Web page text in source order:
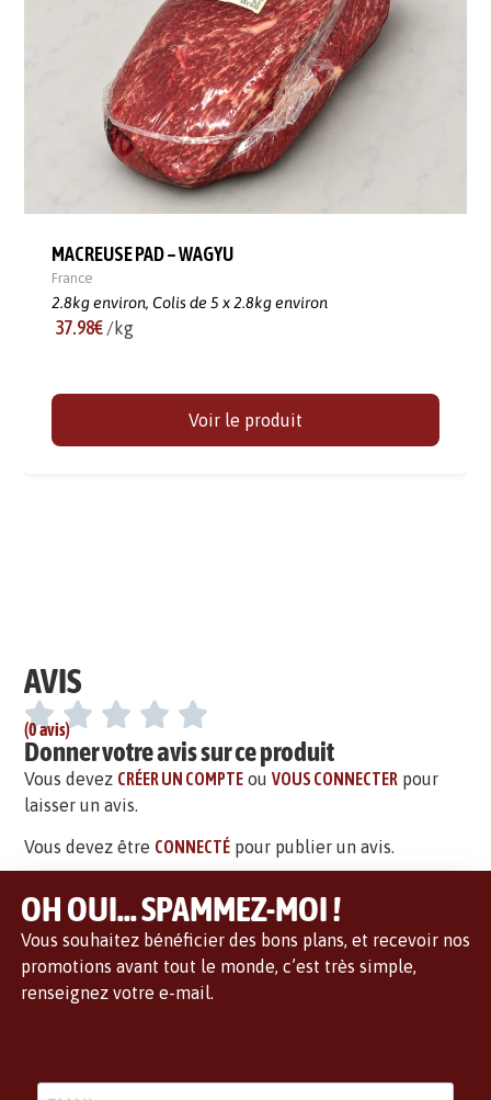
MACREUSE PAD – WAGYU
France
2.8kg environ, Colis de 5 x 2.8kg environ
37.98€ /kg
Voir le produit
AVIS
(0 avis)
Donner votre avis sur ce produit
Vous devez CRÉER UN COMPTE ouVOUS CONNECTER pour
laisser un avis.
Vous devez être CONNECTÉ pour publier un avis.
OH OUI... SPAMMEZ-MOI !
Vous souhaitez bénéficier des bons plans, et recevoir nos
promotions avant tout le monde, c’est très simple,
renseignez votre e-mail.